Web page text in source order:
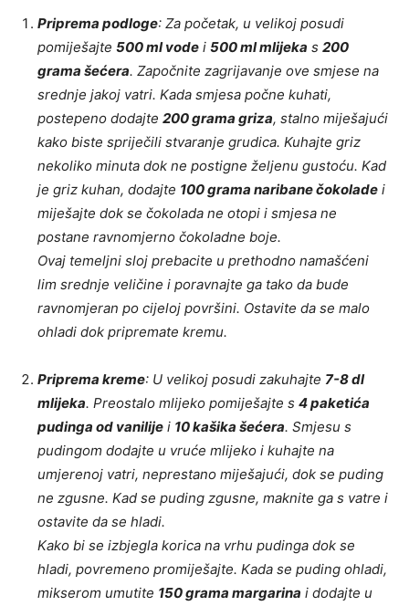
Priprema podloge: Za početak, u velikoj posudi
pomiješajte 500 ml vode i 500 ml mlijeka s 200
grama šećera. Započnite zagrijavanje ove smjese na
srednje jakoj vatri. Kada smjesa počne kuhati,
postepeno dodajte 200 grama griza, stalno miješajući
kako biste spriječili stvaranje grudica. Kuhajte griz
nekoliko minuta dok ne postigne željenu gustoću. Kad
je griz kuhan, dodajte 100 grama naribane čokolade i
miješajte dok se čokolada ne otopi i smjesa ne
postane ravnomjerno čokoladne boje.
Ovaj temeljni sloj prebacite u prethodno namašćeni
lim srednje veličine i poravnajte ga tako da bude
ravnomjeran po cijeloj površini. Ostavite da se malo
ohladi dok pripremate kremu.
Priprema kreme: U velikoj posudi zakuhajte 7-8 dl
mlijeka. Preostalo mlijeko pomiješajte s 4 paketića
pudinga od vanilije i 10 kašika šećera. Smjesu s
pudingom dodajte u vruće mlijeko i kuhajte na
umjerenoj vatri, neprestano miješajući, dok se puding
ne zgusne. Kad se puding zgusne, maknite ga s vatre i
ostavite da se hladi.
Kako bi se izbjegla korica na vrhu pudinga dok se
hladi, povremeno promiješajte. Kada se puding ohladi,
mikserom umutite 150 grama margarina i dodajte u